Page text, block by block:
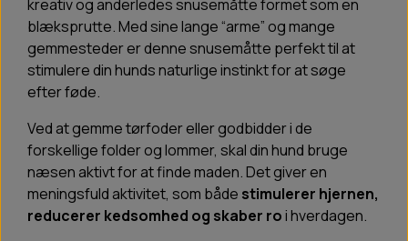
kreativ og anderledes snusemåtte formet som en
blæksprutte. Med sine lange “arme” og mange
gemmesteder er denne snusemåtte perfekt til at
stimulere din hunds naturlige instinkt for at søge
efter føde.
Ved at gemme tørfoder eller godbidder i de
forskellige folder og lommer, skal din hund bruge
næsen aktivt for at finde maden. Det giver en
meningsfuld aktivitet, som både stimulerer hjernen,
reducerer kedsomhed og skaber roi hverdagen.